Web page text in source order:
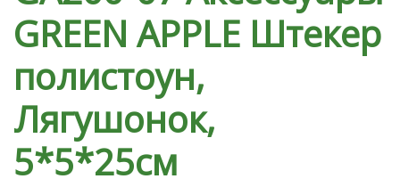
GREEN APPLE Штекер
полистоун,
Лягушонок,
5*5*25см